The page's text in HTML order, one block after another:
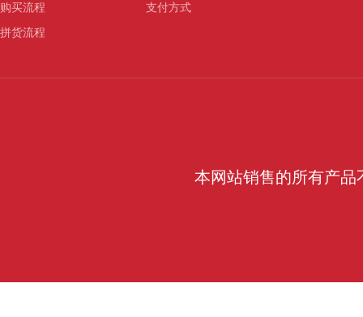
购买流程
拼货流程
支付方式
本网站销售的所有产